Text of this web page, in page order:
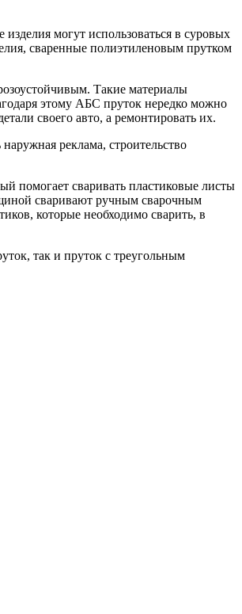
могут использоваться в суровых
сваренные полиэтиленовым прутком
Такие материалы
этому АБС пруток нередко можно
своего авто, а ремонтировать их.
реклама, строительство
помогает сваривать пластиковые листы
сваривают ручным сварочным
которые необходимо сварить, в
так и пруток с треугольным